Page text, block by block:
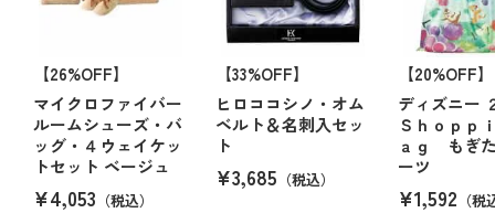
【26%OFF】
マイクロファイバー
ルームシューズ・バ
ッグ・４ウェイケッ
トセット ベージュ
¥4,053 （税込）
【33%OFF】
ヒロココシノ・オム
ベルト＆名刺入セッ
ト
¥3,685 （税込）
【20%OFF】
ディズニー
Ｓｈｏｐｐ
ａｇ もぎ
ーツ
¥1,592 （税